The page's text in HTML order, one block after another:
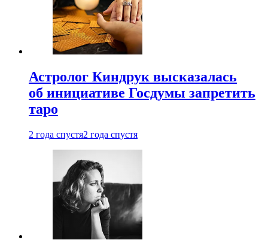
Астролог Киндрук высказалась
об инициативе Госдумы запретить
таро
2 года спустя2 года спустя